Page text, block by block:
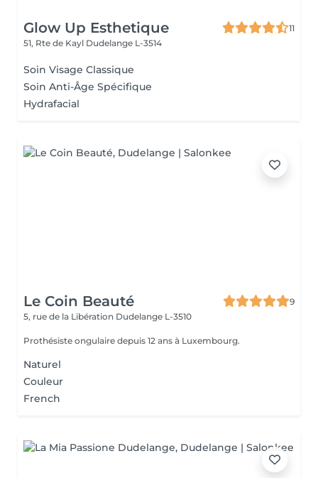
Glow Up Esthetique
11
51, Rte de Kayl Dudelange L-3514
Soin Visage Classique
Soin Anti-Âge Spécifique
Hydrafacial
Le Coin Beauté
9
5, rue de la Libération Dudelange L-3510
Prothésiste ongulaire depuis 12 ans à Luxembourg.
Naturel
Couleur
French